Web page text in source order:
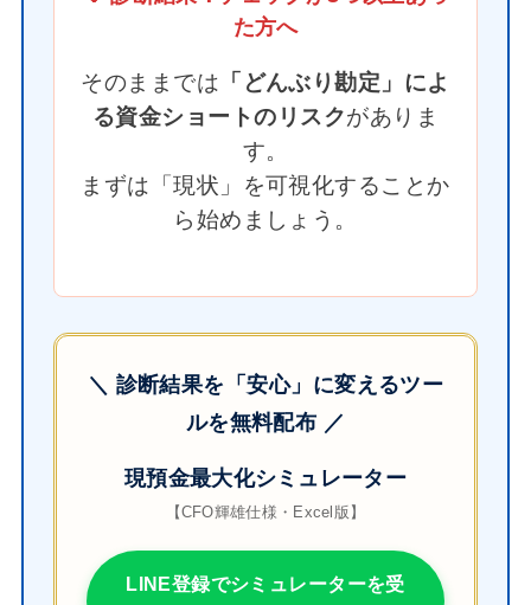
た方へ
そのままでは 「どんぶり勘定」によ
る資金ショートのリスクがありま
す。
まずは「現状」を可視化することか
ら始めましょう。
＼ 診断結果を「安心」に変えるツー
ルを無料配布 ／
現預金最大化シミュレーター
【CFO輝雄仕様・Excel版】
LINE登録でシミュレーターを受